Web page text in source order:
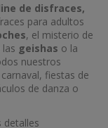
de disfraces,
para adultos
, el misterio de
geishas o la
nuestros
fiestas de
de danza o
detalles